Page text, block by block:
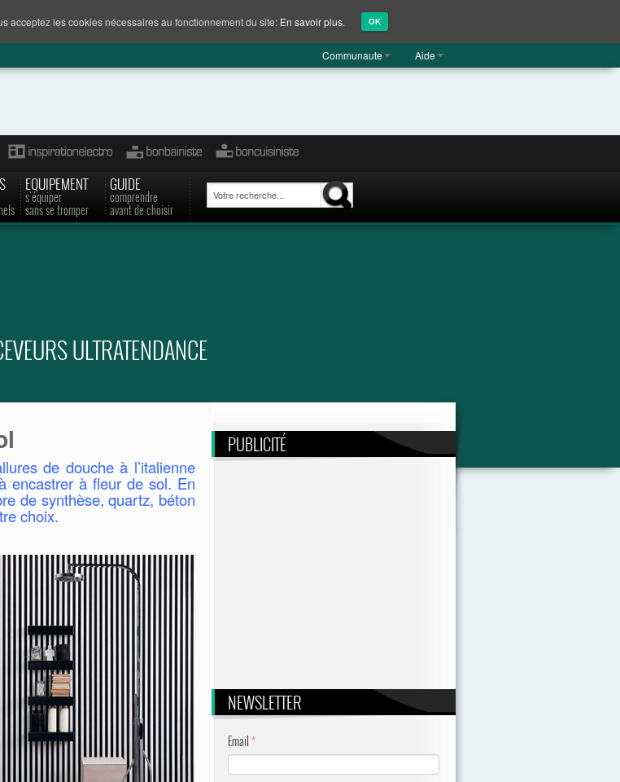
Communaute Aide
EQUIPEMENT
s'équiper
sans se tromper
GUIDE
comprendre
avant de choisir
ULTRATENDANCE
de douche à l’italienne
encastrer à fleur de sol. En
de synthèse, quartz, béton
choix.
PUBLICITÉ
NEWSLETTER
Email*
acceptez les cookies nécessaires au fonctionnement du site: En savoir plus. OK